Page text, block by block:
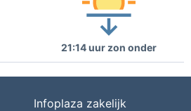
21:14 uur zon onder
Infoplaza zakelijk